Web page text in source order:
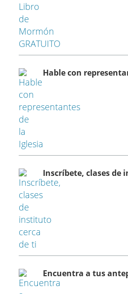
Hable con
Inscríbete, clases de
Encuentra a tus